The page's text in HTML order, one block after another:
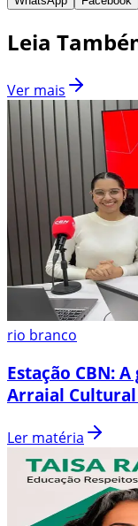
Leia
Ver mais
rio branco
Estação CBN:
Arraial Cultural
Ler matéria